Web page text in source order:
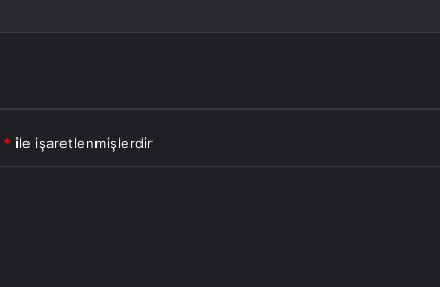
* ile işaretlenmişlerdir